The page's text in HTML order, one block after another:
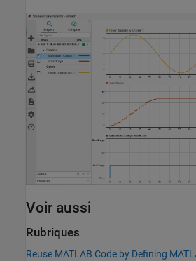
Voir aussi
Rubriques
Reuse MATLAB Code by Defining